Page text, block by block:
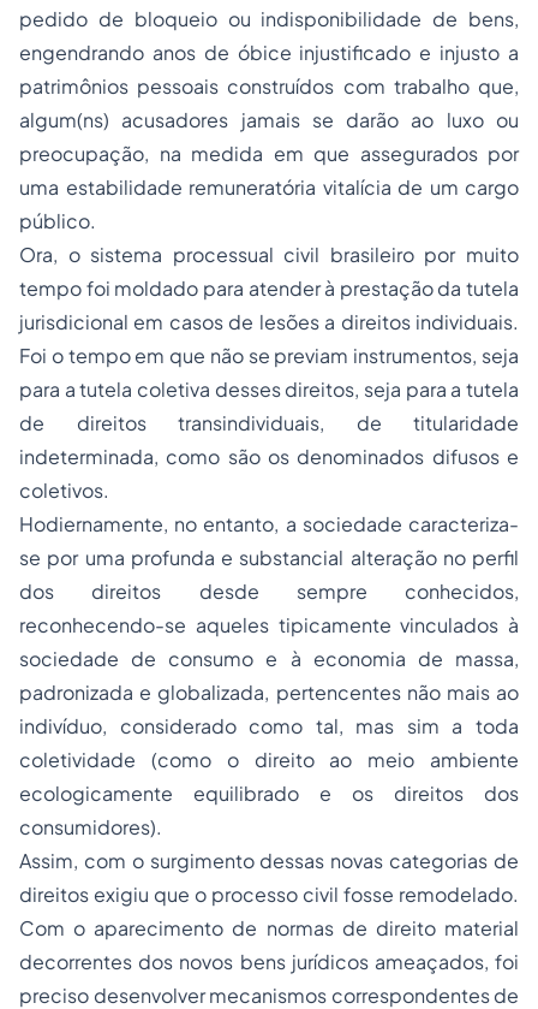
pedido de bloqueio ou indisponibilidade de bens,
engendrando anos de óbice injustificado e injusto a
patrimônios pessoais construídos com trabalho que,
algum(ns) acusadores jamais se darão ao luxo ou
preocupação, na medida em que assegurados por
uma estabilidade remuneratória vitalícia de um cargo
público.
Ora, o sistema processual civil brasileiro por muito
tempo foi moldado para atender à prestação da tutela
jurisdicional em casos de lesões a direitos individuais.
Foi o tempo em que não se previam instrumentos, seja
para a tutela coletiva desses direitos, seja para a tutela
de direitos transindividuais, de titularidade
indeterminada, como são os denominados difusos e
coletivos.
Hodiernamente, no entanto, a sociedade caracteriza-
se por uma profunda e substancial alteração no perfil
dos direitos desde sempre conhecidos,
reconhecendo-se aqueles tipicamente vinculados à
sociedade de consumo e à economia de massa,
padronizada e globalizada, pertencentes não mais ao
indivíduo, considerado como tal, mas sim a toda
coletividade (como o direito ao meio ambiente
ecologicamente equilibrado e os direitos dos
consumidores).
Assim, com o surgimento dessas novas categorias de
direitos exigiu que o processo civil fosse remodelado.
Com o aparecimento de normas de direito material
decorrentes dos novos bens jurídicos ameaçados, foi
preciso desenvolver mecanismos correspondentes de